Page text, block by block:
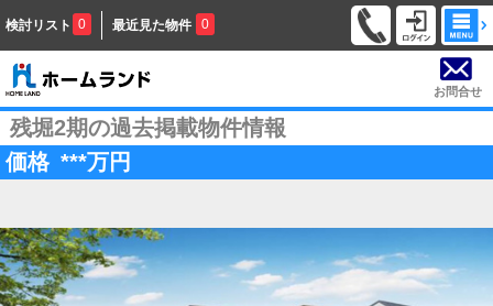
検討リスト 0 最近見た物件 0
お問合せ
残堀2期の過去掲載物件情報
価格 ***万円